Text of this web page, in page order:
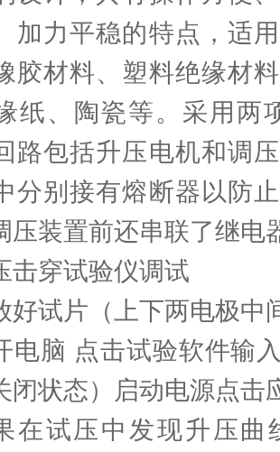
加力平稳的特点，适
胶材料、塑料绝缘材
纸、陶瓷等。采用两
路包括升压电机和调
分别接有熔断器以防
压装置前还串联了继电
击穿试验仪调试
好试片（上下两电极中
电脑 点击试验软件输
闭状态）启动电源点击
在试压中发现升压曲